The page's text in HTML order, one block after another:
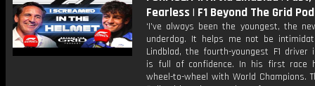
Fearless | F1 Beyond The Grid
‘I’ve always been the youngest, the
underdog. It helps me not be
Lindblad, the fourth-youngest F1 driver
is full of confidence. In his first race
wheel-to-wheel with World Champions.